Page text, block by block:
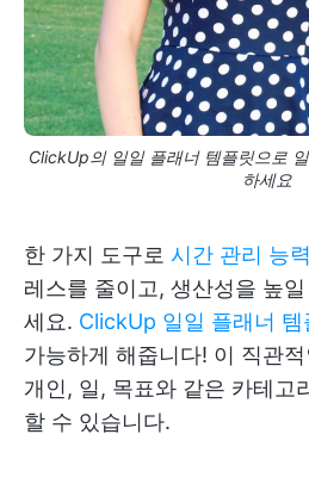
ClickUp의 일일 플래너 템플릿으로
하세요
한 가지 도구로 시간 관리 능
레스를 줄이고, 생산성을 높
세요. ClickUp 일일 플래너 템
가능하게 해줍니다! 이 직관
개인, 일, 목표와 같은 카테고
할 수 있습니다.